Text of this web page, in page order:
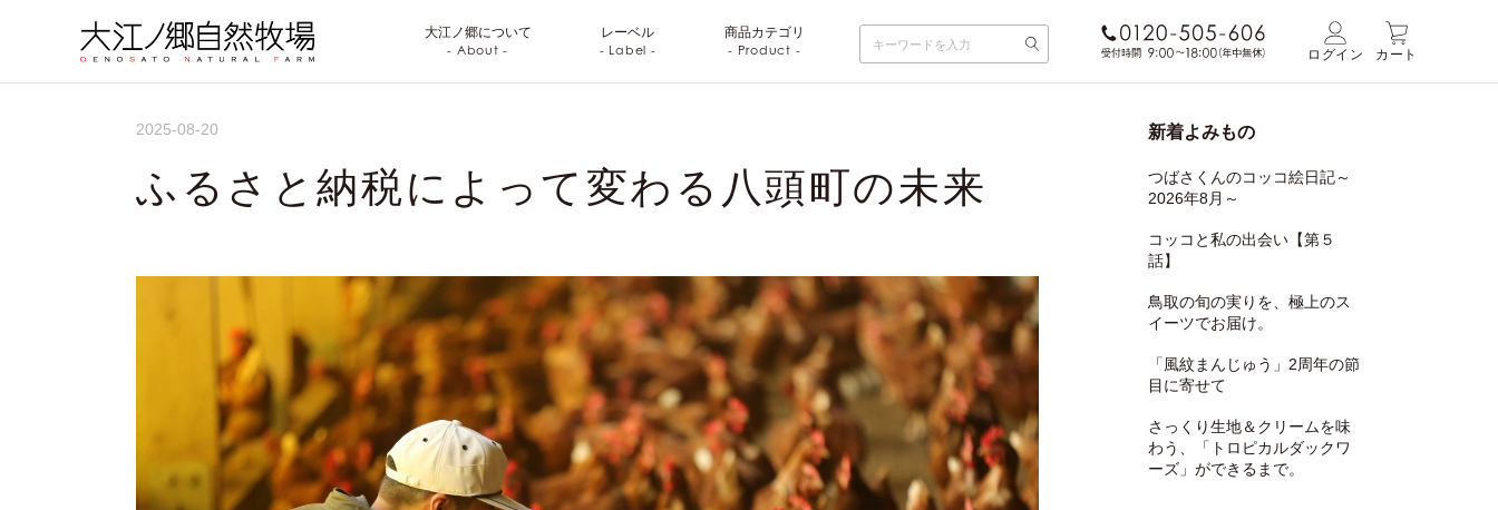
大江ノ郷について
- About -
レーベル
- Label -
商品カテゴリ
- Product -
ログイン カート
2025-08-20
ふるさと納税によって変わる八頭町の未来
新着よみもの
つばさくんのコッコ絵日記～
2026年8月～
コッコと私の出会い【第５
話】
鳥取の旬の実りを、極上のス
イーツでお届け。
「風紋まんじゅう」2周年の節
目に寄せて
さっくり生地＆クリームを味
わう、「トロピカルダックワ
ーズ」ができるまで。